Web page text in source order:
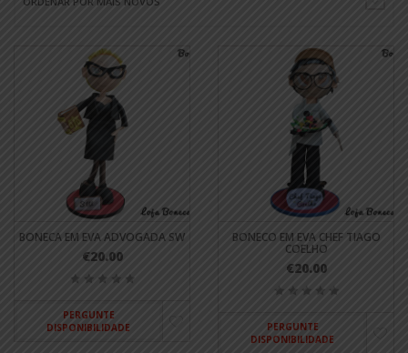
BONECA EM EVA ADVOGADA SW
€20.00
PERGUNTE
DISPONIBILIDADE
BONECO EM EVA CHEF TIAGO
COELHO
€20.00
PERGUNTE
DISPONIBILIDADE